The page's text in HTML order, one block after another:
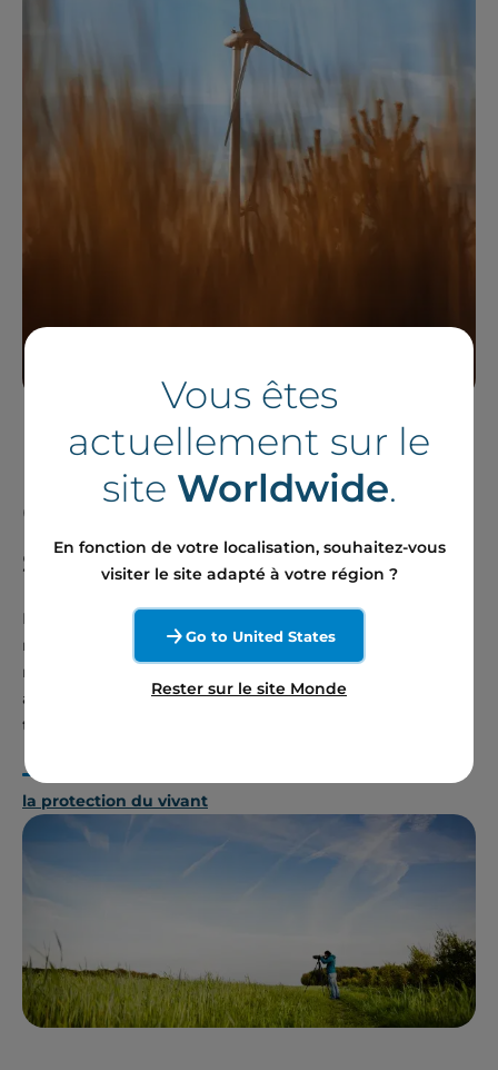
Gestion naturelle du
site
Depuis le projet initial du parc éolien jusqu’à son
renouvellement en 2020, de nombreuses mesures ont été
mises en œuvre pour que l’exploitation éolienne n’ait
aucun impact sur des habitats naturels de grand intérêt,
tels que la Drosera (petite plante carnivore protégée).
la protection du vivant
Vous êtes
actuellement sur le
site Worldwide.
En fonction de votre localisation, souhaitez-vous
visiter le site adapté à votre région ?
Go to United States
Rester sur le site Monde